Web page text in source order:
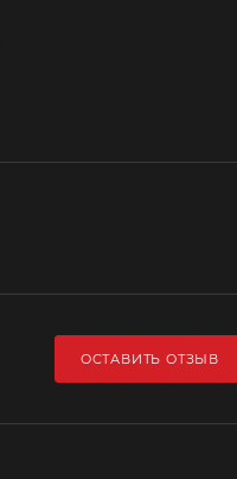
ОСТАВИТЬ ОТЗЫВ